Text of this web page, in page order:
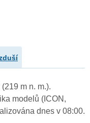
m n. m.).
modelů (ICON,
dnes v 08:00.